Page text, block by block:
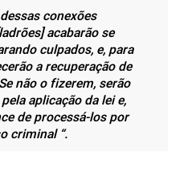
conexões
acabarão se
culpados, e, para
a recuperação de
não o fizerem, serão
aplicação da lei e,
de processá-los por
criminal “.